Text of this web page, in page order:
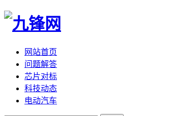
网站首页
问题解答
芯片对标
科技动态
电动汽车